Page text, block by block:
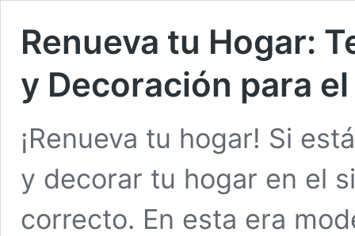
Renueva tu Hogar:
y Decoración para
¡Renueva tu hogar! Si
y decorar tu hogar en el
correcto. En esta era